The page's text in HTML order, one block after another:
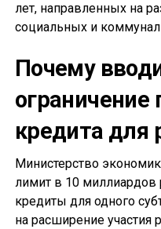
лет, направленных на
социальных и
Почему
ограничение
кредита для
Министерство
лимит в 10 миллиардов
кредиты для одного
на расширение участия